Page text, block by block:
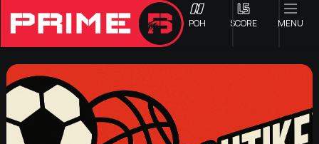
ΡΟΗ SCORE MENU
ΟΦΗ